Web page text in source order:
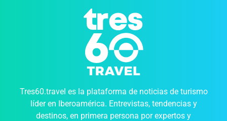
Tres60.travel es la plataforma de noticias de turismo
líder en Iberoamérica. Entrevistas, tendencias y
destinos, en primera persona por expertos y